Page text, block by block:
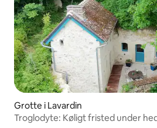
Grotte i Lavardin
Troglodyte: Køligt fristed under